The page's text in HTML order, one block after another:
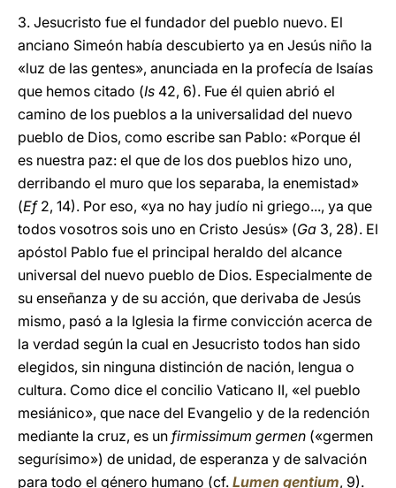
3. Jesucristo fue el fundador del pueblo nuevo. El
anciano Simeón había descubierto ya en Jesús niño la
«luz de las gentes», anunciada en la profecía de Isaías
que hemos citado (Is 42, 6). Fue él quien abrió el
camino de los pueblos a la universalidad del nuevo
pueblo de Dios, como escribe san Pablo: «Porque él
es nuestra paz: el que de los dos pueblos hizo uno,
derribando el muro que los separaba, la enemistad»
(Ef 2, 14). Por eso, «ya no hay judío ni griego..., ya que
todos vosotros sois uno en Cristo Jesús» (Ga 3, 28). El
apóstol Pablo fue el principal heraldo del alcance
universal del nuevo pueblo de Dios. Especialmente de
su enseñanza y de su acción, que derivaba de Jesús
mismo, pasó a la Iglesia la firme convicción acerca de
la verdad según la cual en Jesucristo todos han sido
elegidos, sin ninguna distinción de nación, lengua o
cultura. Como dice el concilio Vaticano II, «el pueblo
mesiánico», que nace del Evangelio y de la redención
mediante la cruz, es un firmissimum germen («germen
segurísimo») de unidad, de esperanza y de salvación
para todo el género humano (cf. Lumen gentium, 9).